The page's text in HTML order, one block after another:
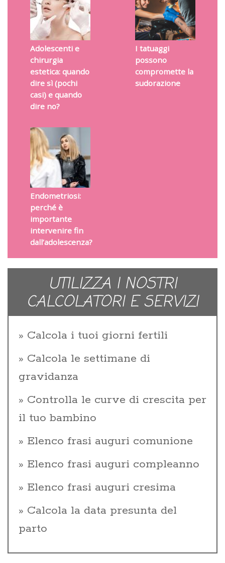
Adolescenti e
chirurgia
estetica: quando
dire sì (pochi
casi) e quando
dire no?
I tatuaggi
possono
compromette la
sudorazione
Endometriosi:
perché è
importante
intervenire fin
dall’adolescenza?
UTILIZZA I NOSTRI
CALCOLATORI E SERVIZI
Calcola i tuoi giorni fertili
Calcola le settimane di
gravidanza
Controlla le curve di crescita per
il tuo bambino
Elenco frasi auguri comunione
Elenco frasi auguri compleanno
Elenco frasi auguri cresima
Calcola la data presunta del
parto